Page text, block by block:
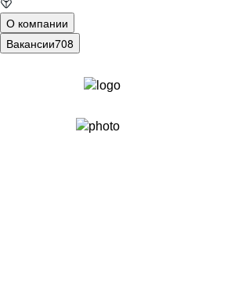
О компании
Вакансии708